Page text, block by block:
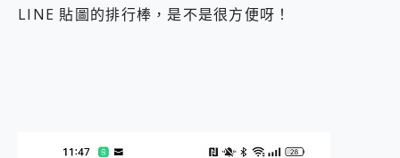
LINE 貼圖的排行棒，是不是很方便呀！